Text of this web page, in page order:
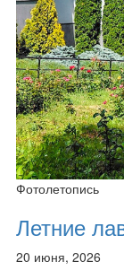
Фотолетопись
Летние
20 июня, 2026